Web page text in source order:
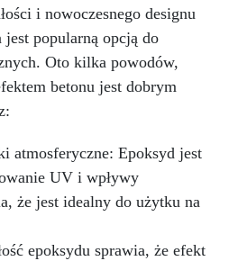
i nowoczesnego designu
popularną opcją do
Oto kilka powodów,
betonu jest dobrym
atmosferyczne: Epoksyd jest
UV i wpływy
że jest idealny do użytku na
epoksydu sprawia, że efekt